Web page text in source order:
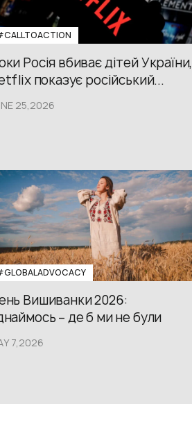
Росія вбиває дітей України,
показує російський...
25,2026
Вишиванки 2026:
– де б ми не були
7,2026